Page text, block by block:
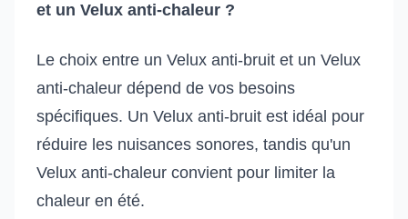
et un Velux anti-chaleur ?
Le choix entre un Velux anti-bruit et un Velux
anti-chaleur dépend de vos besoins
spécifiques. Un Velux anti-bruit est idéal pour
réduire les nuisances sonores, tandis qu'un
Velux anti-chaleur convient pour limiter la
chaleur en été.